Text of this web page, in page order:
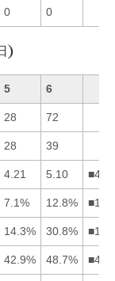
0 0
)
5 6
28 72
28 39
4.21 5.10
7.1% 12.8%
14.3% 30.8%
42.9% 48.7%